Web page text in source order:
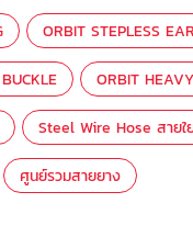
ORBIT STEPLESS
ORBIT
Steel Wire Hose สายใ
ศูนย์รวมสายยาง